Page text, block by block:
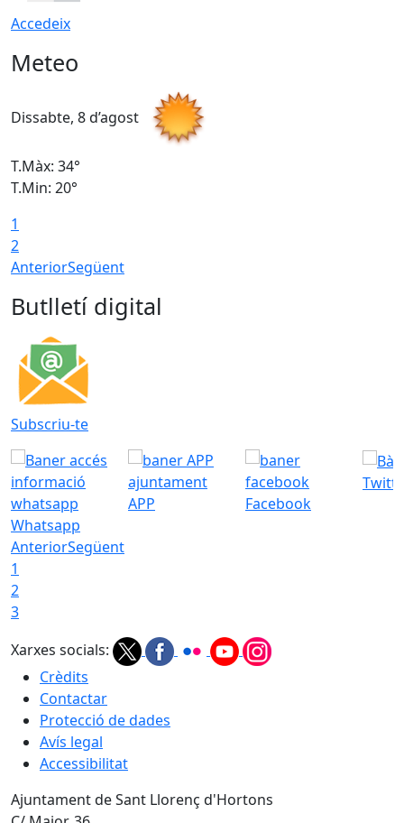
Accedeix
Meteo
Dissabte, 8 d’agost
T.Màx: 34°
T.Min: 20°
1
2
AnteriorSegüent
Butlletí digital
Subscriu-te
Whatsapp
APP Facebook
AnteriorSegüent
1
2
3
Xarxes socials:
Crèdits
Contactar
Protecció de dades
Avís legal
Accessibilitat
Ajuntament de Sant Llorenç d'Hortons